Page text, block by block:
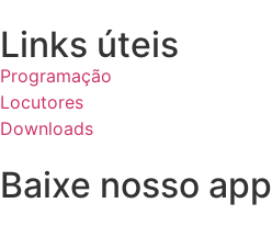
Links úteis
Programação
Locutores
Downloads
Baixe nosso app